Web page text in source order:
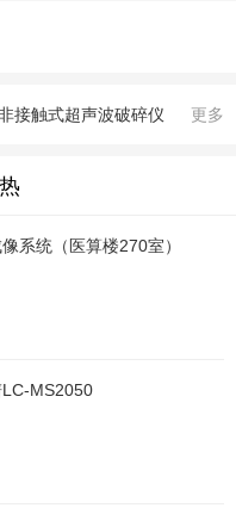
接触式超声波破碎仪
值班表
医算楼（西区田径场新楼）二楼（206室）新到一台落地式超离和一台高速冷冻离心机
安排
值班表
更多
系统（医算楼270室）
MS2050